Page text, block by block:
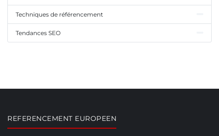
Techniques de référencement
Tendances SEO
REFERENCEMENT EUROPEEN